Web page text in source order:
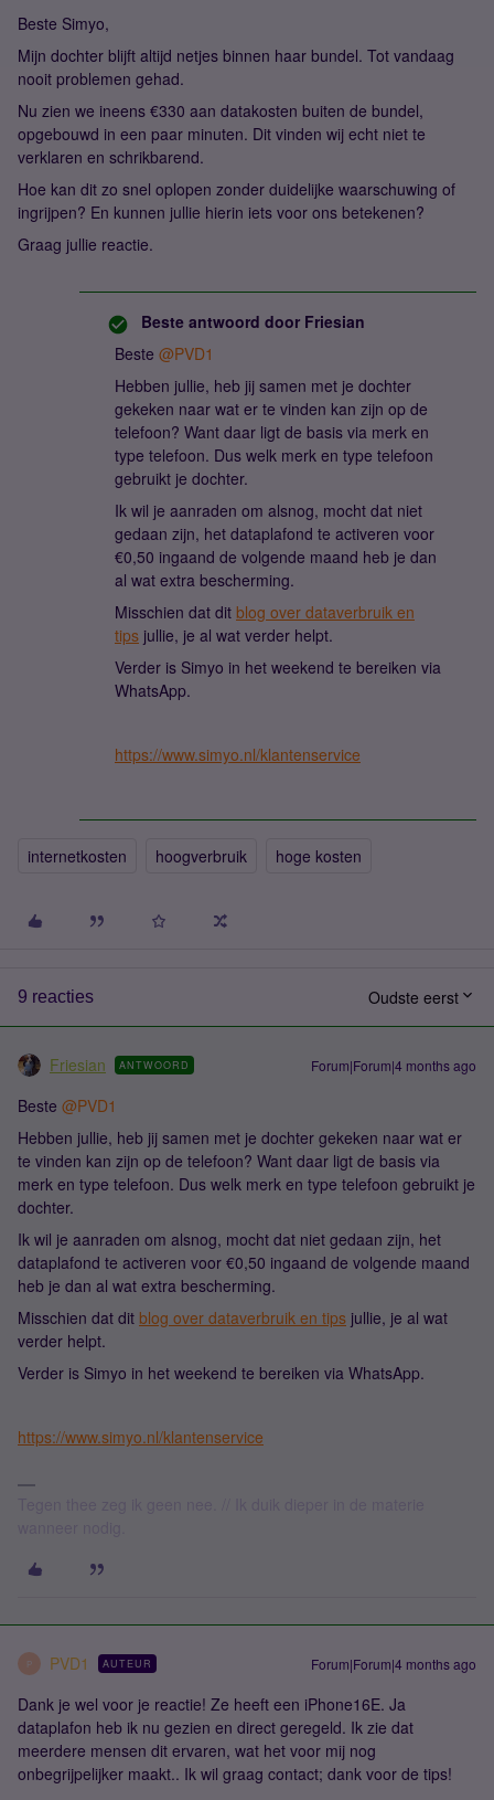
Beste Simyo,
Mijn dochter blijft altijd netjes binnen haar bundel. Tot vandaag
nooit problemen gehad.
Nu zien we ineens €330 aan datakosten buiten de bundel,
opgebouwd in een paar minuten. Dit vinden wij echt niet te
verklaren en schrikbarend.
Hoe kan dit zo snel oplopen zonder duidelijke waarschuwing of
ingrijpen? En kunnen jullie hierin iets voor ons betekenen?
Graag jullie reactie.
Beste antwoord door Friesian
Beste ​ @PVD1
Hebben jullie, heb jij samen met je dochter
gekeken naar wat er te vinden kan zijn op de
telefoon? Want daar ligt de basis via merk en
type telefoon. Dus welk merk en type telefoon
gebruikt je dochter.
Ik wil je aanraden om alsnog, mocht dat niet
gedaan zijn, het dataplafond te activeren voor
€0,50 ingaand de volgende maand heb je dan
al wat extra bescherming.
Misschien dat dit blog over dataverbruik en
tips jullie, je al wat verder helpt.
Verder is Simyo in het weekend te bereiken via
WhatsApp.
https://www.simyo.nl/klantenservice
internetkosten hoogverbruik hoge kosten
9 reacties Oudste eerst
Friesian ANTWOORD Forum|Forum|4 months ago
Beste ​ @PVD1
Hebben jullie, heb jij samen met je dochter gekeken naar wat er
te vinden kan zijn op de telefoon? Want daar ligt de basis via
merk en type telefoon. Dus welk merk en type telefoon gebruikt je
dochter.
Ik wil je aanraden om alsnog, mocht dat niet gedaan zijn, het
dataplafond te activeren voor €0,50 ingaand de volgende maand
heb je dan al wat extra bescherming.
Misschien dat dit blog over dataverbruik en tips jullie, je al wat
verder helpt.
Verder is Simyo in het weekend te bereiken via WhatsApp.
https://www.simyo.nl/klantenservice
P PVD1 AUTEUR Forum|Forum|4 months ago
Dank je wel voor je reactie! Ze heeft een iPhone16E. Ja
dataplafon heb ik nu gezien en direct geregeld. Ik zie dat
meerdere mensen dit ervaren, wat het voor mij nog
onbegrijpelijker maakt.. Ik wil graag contact; dank voor de tips!